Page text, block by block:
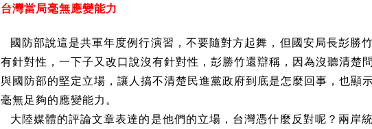
台灣當局毫無應變能力
國防部說這是共軍年度例行演習，不要隨對方起舞，但國安局長彭勝
有針對性，一下子又改口說沒有針對性，彭勝竹還辯稱，因為沒聽清楚
與國防部的堅定立場，讓人搞不清楚民進黨政府到底是怎麼回事，也顯
毫無足夠的應變能力。
大陸媒體的評論文章表達的是他們的立場，台灣憑什麼反對呢？兩岸